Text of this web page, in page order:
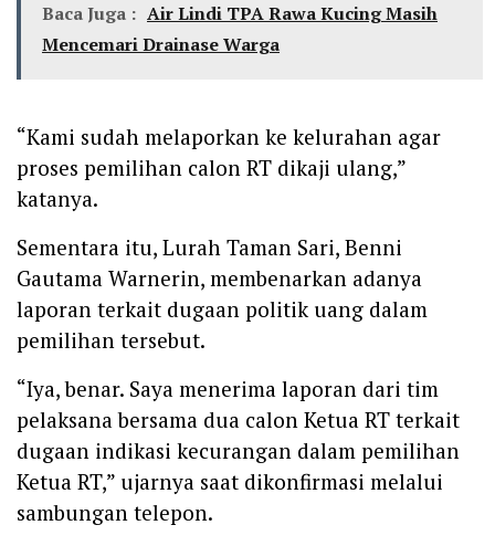
Baca Juga : Air Lindi TPA Rawa Kucing Masih
Mencemari Drainase Warga
“Kami sudah melaporkan ke kelurahan agar
proses pemilihan calon RT dikaji ulang,”
katanya.
Sementara itu, Lurah Taman Sari, Benni
Gautama Warnerin, membenarkan adanya
laporan terkait dugaan politik uang dalam
pemilihan tersebut.
“Iya, benar. Saya menerima laporan dari tim
pelaksana bersama dua calon Ketua RT terkait
dugaan indikasi kecurangan dalam pemilihan
Ketua RT,” ujarnya saat dikonfirmasi melalui
sambungan telepon.